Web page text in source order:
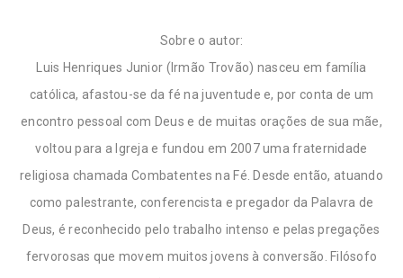
Sobre o autor:
Luis Henriques Junior (Irmão Trovão) nasceu em família
católica, afastou-se da fé na juventude e, por conta de um
encontro pessoal com Deus e de muitas orações de sua mãe,
voltou para a Igreja e fundou em 2007 uma fraternidade
religiosa chamada Combatentes na Fé. Desde então, atuando
como palestrante, conferencista e pregador da Palavra de
Deus, é reconhecido pelo trabalho intenso e pelas pregações
fervorosas que movem muitos jovens à conversão. Filósofo